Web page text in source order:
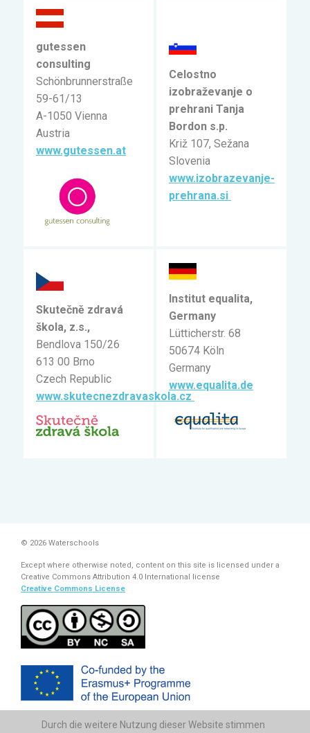
gutessen
consulting
Schönbrunnerstraße
59-61/13
A-1050 Vienna
Austria
www.gutessen.at
Celostno
izobraževanje o
prehrani Tanja
Bordon s.p.
Križ 107, Sežana
Slovenia
www.izobrazevanje-
prehrana.si
Skutečně zdravá
škola, z.s.,
Bendlova 150/26
613 00 Brno
Czech Republic
www.skutecnezdravaskola.cz
Institut equalita,
Germany
Lütticherstr. 68
50674 Köln
Germany
www.equalita.de
© 2026 Waterschools
Except where otherwise noted, content on this site is licensed under a
Creative Commons Attribution 4.0 International license
Creative Commons License
The European Commission support for the production of this
Durch die weitere Nutzung dieser Website stimmen